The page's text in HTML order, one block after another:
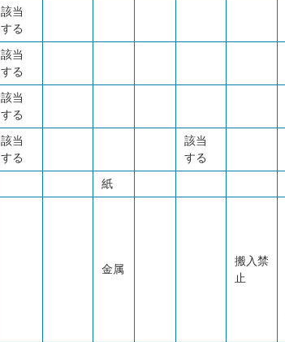
該当
する
該当
する
該当
する
該当
する
該当
する
紙
金属
搬入禁
止